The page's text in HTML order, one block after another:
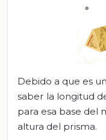
Debido a que es
saber la longitud
para esa base del
altura del prisma.